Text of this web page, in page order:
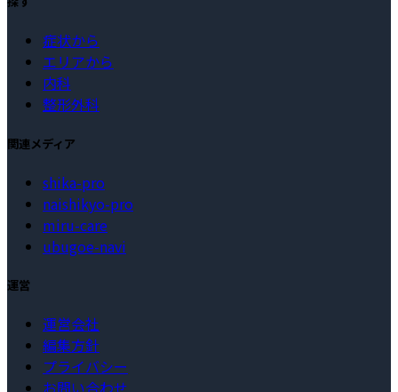
症状から
エリアから
内科
整形外科
関連メディア
shika-pro
naishikyo-pro
miru-care
ubugoe-navi
運営
運営会社
編集方針
プライバシー
お問い合わせ